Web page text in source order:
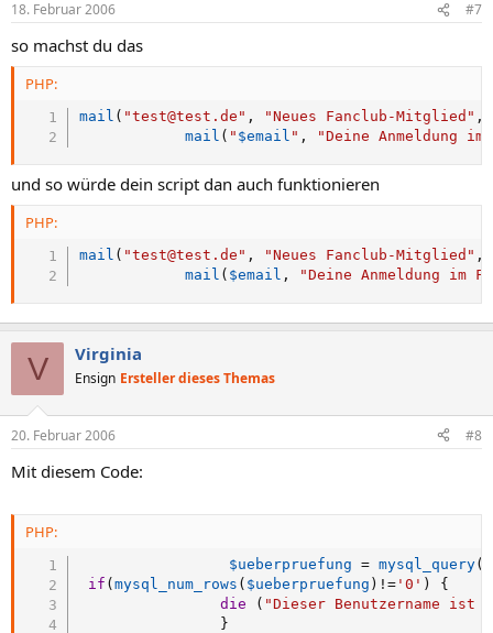
18. Februar 2006 #7
so machst du das
PHP:
mail ( "test@test.de" , "Neues Fanclub-Mitglied" ,
mail ( " $email " , "Deine Anmeldung
und so würde dein script dan auch funktionieren
PHP:
mail ( "test@test.de" , "Neues Fanclub-Mitglied" ,
mail ( $email , "Deine Anmeldung im
V Virginia
Ensign Ersteller dieses Themas
20. Februar 2006 #8
Mit diesem Code:
PHP:
$ueberpruefung = mysql_query(
if (mysql_num_rows ( $ueberpruefung ) != '0' )
{
die
( "Dieser Benutzername ist
}